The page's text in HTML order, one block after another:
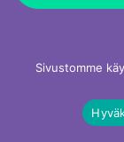
Sivustomme